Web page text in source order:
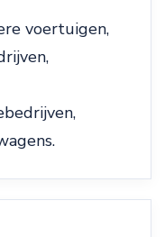
voertuigen,